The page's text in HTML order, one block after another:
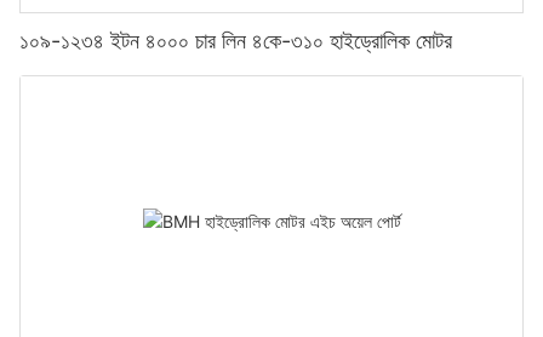
১০৯-১২৩৪ ইটন ৪০০০ চার লিন ৪কে-৩১০ হাইড্রোলিক মোটর